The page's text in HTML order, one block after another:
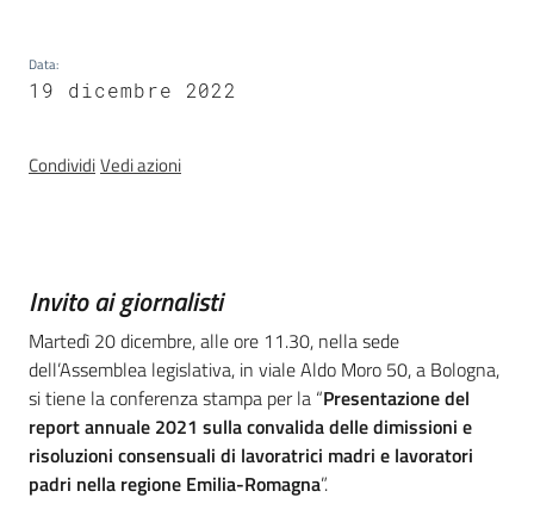
Data:
19 dicembre 2022
CondividiVedi azioni
Introduzione
Invito ai giornalisti
Martedì 20 dicembre, alle ore 11.30, nella sede
dell’Assemblea legislativa, in viale Aldo Moro 50, a Bologna,
si tiene la conferenza stampa per la “Presentazione del
report annuale 2021 sulla convalida delle dimissioni e
risoluzioni consensuali di lavoratrici madri e lavoratori
padri nella regione Emilia-Romagna”.